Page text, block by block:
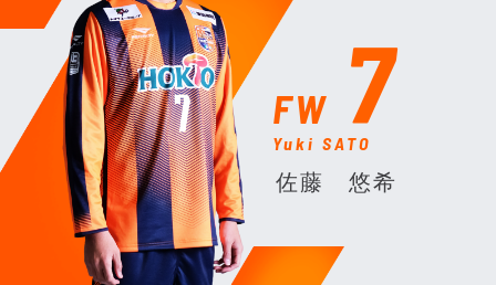
FW 7
Yuki SATO
佐藤 悠希